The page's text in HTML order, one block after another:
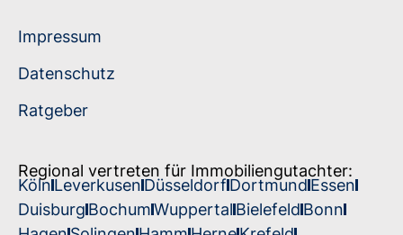
Impressum
Datenschutz
Ratgeber
Regional vertreten für Immobiliengutachter:
Köln Leverkusen Düsseldorf Dortmund Essen
Duisburg BochumWuppertal Bielefeld Bonn